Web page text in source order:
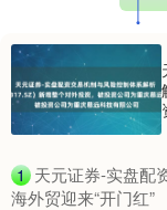
1 天元证券-实盘配
海外贸迎来“开门红”